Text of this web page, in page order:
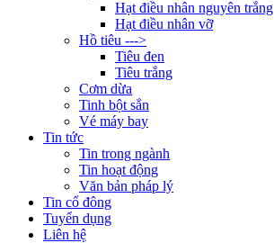
Hạt điều nhân nguyên trắng
Hạt điều nhân vỡ
Hồ tiêu --->
Tiêu đen
Tiêu trắng
Cơm dừa
Tinh bột sắn
Vé máy bay
Tin tức
Tin trong ngành
Tin hoạt động
Văn bản pháp lý
Tin cổ đông
Tuyển dụng
Liên hệ